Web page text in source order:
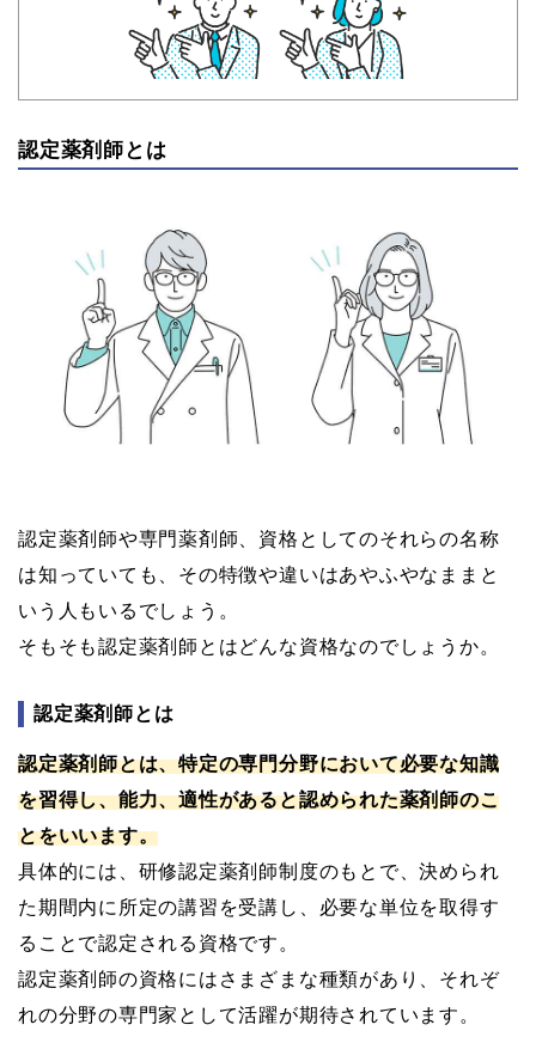
認定薬剤師とは
認定薬剤師や専門薬剤師、資格としてのそれらの名称
は知っていても、その特徴や違いはあやふやなままと
いう人もいるでしょう。
そもそも認定薬剤師とはどんな資格なのでしょうか。
認定薬剤師とは
認定薬剤師とは、特定の専門分野において必要な知識
を習得し、能力、適性があると認められた薬剤師のこ
とをいいます。
具体的には、研修認定薬剤師制度のもとで、決められ
た期間内に所定の講習を受講し、必要な単位を取得す
ることで認定される資格です。
認定薬剤師の資格にはさまざまな種類があり、それぞ
れの分野の専門家として活躍が期待されています。